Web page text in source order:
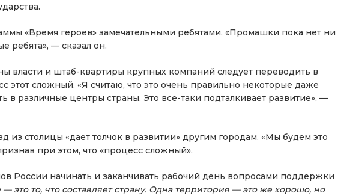
«Время героев» замечательными ребятами. «Промашки пока нет ни
ребята», — сказал он.
власти и штаб-квартиры крупных компаний следует переводить в
этот сложный. «Я считаю, что это очень правильно некоторые даже
в различные центры страны. Это все-таки подталкивает развитие», —
из столицы «дает толчок в развитии» другим городам. «Мы будем это
при этом, что «процесс сложный».
России начинать и заканчивать рабочий день вопросами поддержки
это то, что составляет страну. Одна территория — это же хорошо, но